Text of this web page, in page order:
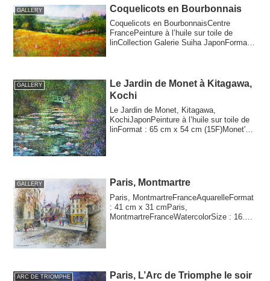
GALLERY Coquelicots en Bourbonnais
Coquelicots en BourbonnaisCentre
FrancePeinture à l’huile sur toile de
linCollection Galerie Suiha JaponFormat :
GALLERY
Le Jardin de Monet à Kitagawa,
Kochi
Le Jardin de Monet, Kitagawa,
KochiJaponPeinture à l’huile sur toile de
linFormat : 65 cm x 54 cm (15F)Monet's
GALLERY Paris, Montmartre
Paris, MontmartreFranceAquarelleFormat
: 41 cm x 31 cmParis,
MontmartreFranceWatercolorSize : 16.14
ARC DE TRIOMPHE Paris, L’Arc de Triomphe le soir